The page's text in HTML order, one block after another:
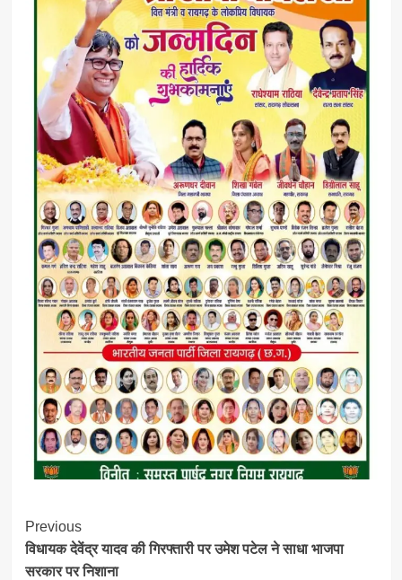
Post
Navigation
Previous
विधायक देवेंद्र यादव की गिरफ्तारी पर उमेश पटेल ने साधा भाजपा
सरकार पर निशाना